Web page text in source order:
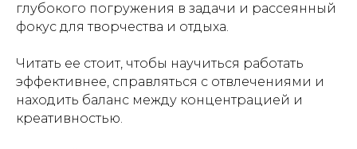
глубокого погружения в задачи и рассеянный
фокус для творчества и отдыха.
Читать ее стоит, чтобы научиться работать
эффективнее, справляться с отвлечениями и
находить баланс между концентрацией и
креативностью.